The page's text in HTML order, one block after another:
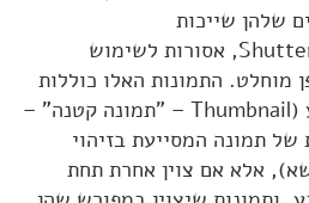
שלהן שייכות
לאתר Shutterstock, אסורות לשימוש
מוחלט. התמונות האלו כוללות
תמונות אצבע (Thumbnail – "תמונה קטנה" –
תמונה המסייעת בזיהוי
אלא אם צוין אחרת תחת